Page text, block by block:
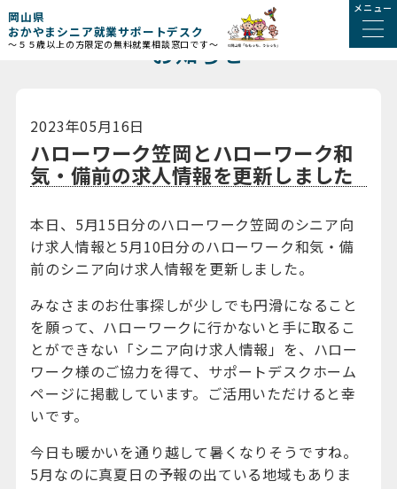
岡山県
おかやまシニア就業サポートデスク
～５５歳以上の方限定の無料就業相談窓口です～
メニュー
お知らせ
2023年05月16日
ハローワーク笠岡とハローワーク和
気・備前の求人情報を更新しました
本日、5月15日分のハローワーク笠岡のシニア向
け求人情報と5月10日分のハローワーク和気・備
前のシニア向け求人情報を更新しました。
みなさまのお仕事探しが少しでも円滑になること
を願って、ハローワークに行かないと手に取るこ
とができない「シニア向け求人情報」を、ハロー
ワーク様のご協力を得て、サポートデスクホーム
ページに掲載しています。ご活用いただけると幸
いです。
今日も暖かいを通り越して暑くなりそうですね。
5月なのに真夏日の予報の出ている地域もありま